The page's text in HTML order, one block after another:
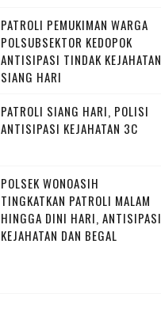
PATROLI PEMUKIMAN WARGA
POLSUBSEKTOR KEDOPOK
ANTISIPASI TINDAK KEJAHATAN
SIANG HARI
PATROLI SIANG HARI, POLISI
ANTISIPASI KEJAHATAN 3C
POLSEK WONOASIH
TINGKATKAN PATROLI MALAM
HINGGA DINI HARI, ANTISIPASI
KEJAHATAN DAN BEGAL